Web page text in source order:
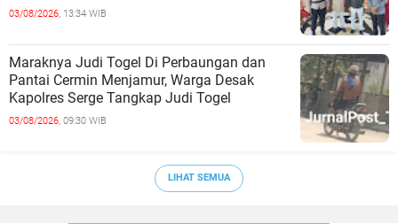
03/08/2026, 13:34 WIB
Maraknya Judi Togel Di Perbaungan dan
Pantai Cermin Menjamur, Warga Desak
Kapolres Serge Tangkap Judi Togel
03/08/2026, 09:30 WIB
LIHAT SEMUA